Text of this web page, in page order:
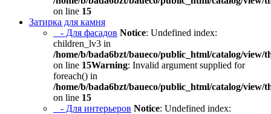
on line 15
Затирка для камня
- Для фасадов Notice: Undefined index:
children_lv3 in
/home/b/bada6bzt/baueco/public_html/catalog/view/
on line 15Warning: Invalid argument supplied for
foreach() in
/home/b/bada6bzt/baueco/public_html/catalog/view/
on line 15
- Для интерьеров Notice: Undefined index: